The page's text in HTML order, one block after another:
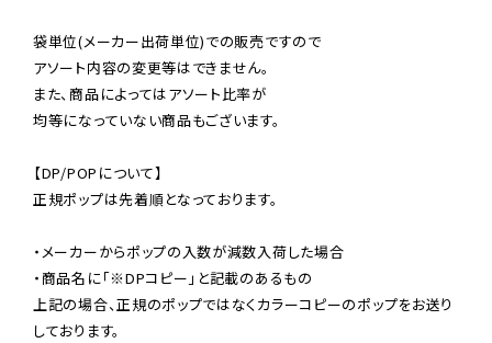
袋単位(メーカー出荷単位)での販売ですので
アソート内容の変更等はできません。
また、商品によってはアソート比率が
均等になっていない商品もございます。
【DP/POPについて】
正規ポップは先着順となっております。
・メーカーからポップの入数が減数入荷した場合
・商品名に「※DPコピー」と記載のあるもの
上記の場合、正規のポップではなくカラーコピーのポップをお送り
しております。